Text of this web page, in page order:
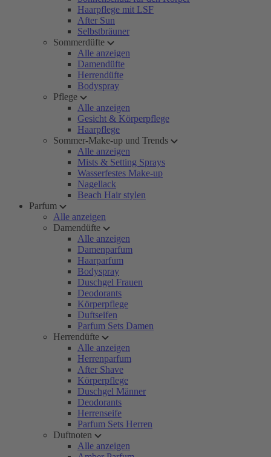
Haarpflege mit LSF
After Sun
Selbstbräuner
Sommerdüfte
Alle anzeigen
Damendüfte
Herrendüfte
Bodyspray
Pflege
Alle anzeigen
Gesicht & Körperpflege
Haarpflege
Sommer-Make-up und Trends
Alle anzeigen
Mists & Setting Sprays
Wasserfestes Make-up
Nagellack
Beach Hair stylen
Parfum
Alle anzeigen
Damendüfte
Alle anzeigen
Damenparfum
Haarparfum
Bodyspray
Duschgel Frauen
Deodorants
Körperpflege
Duftseifen
Parfum Sets Damen
Herrendüfte
Alle anzeigen
Herrenparfum
After Shave
Körperpflege
Duschgel Männer
Deodorants
Herrenseife
Parfum Sets Herren
Duftnoten
Alle anzeigen